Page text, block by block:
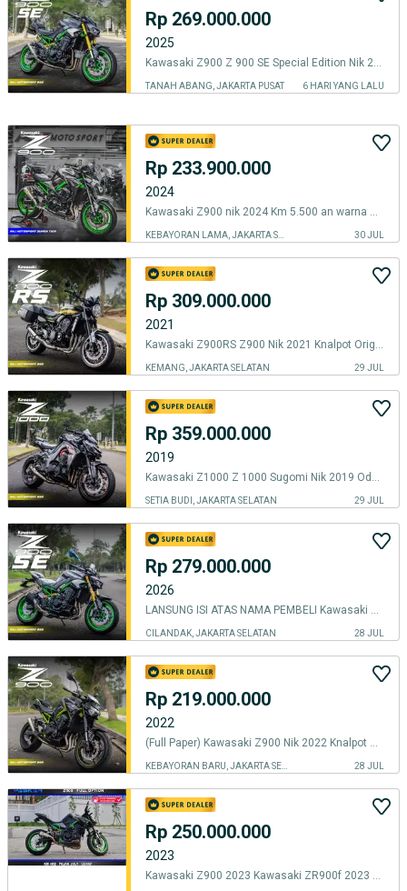
Rp 269.000.000
2025
Kawasaki Z900 Z 900 SE Special Edition Nik 2025 KM 500an
TANAH ABANG, JAKARTA PUSAT 6 HARI YANG LALU
Rp 233.900.000
2024
‎Kawasaki Z900 nik 2024 Km 5.500 an warna Abu Abu
30 JUL
Rp 309.000.000
2021
Kawasaki Z900RS Z900 Nik 2021 Knalpot Original KM 7.000an
KEMANG, JAKARTA SELATAN 29 JUL
Rp 359.000.000
2019
Kawasaki Z1000 Z 1000 Sugomi Nik 2019 Odo 8000 Knalpot Austin Racing
SETIA BUDI, JAKARTA SELATAN 29 JUL
Rp 279.000.000
2026
LANSUNG ISI ATAS NAMA PEMBELI Kawasaki Z900 SE 2026 BRAND NEW
CILANDAK, JAKARTA SELATAN 28 JUL
Rp 219.000.000
2022
(Full Paper) Kawasaki Z900 Nik 2022 Knalpot Costom The Best Unit
28 JUL
Rp 250.000.000
2023
Kawasaki Z900 2023 Kawasaki ZR900f 2023 Z 900 2023 Km=4rb full option